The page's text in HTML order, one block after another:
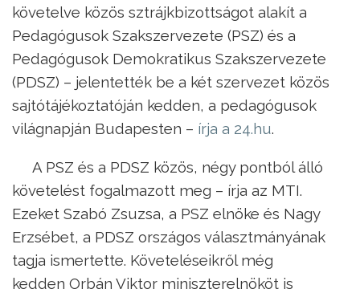
követelve közös sztrájkbizottságot alakít a
Pedagógusok Szakszervezete (PSZ) és a
Pedagógusok Demokratikus Szakszervezete
(PDSZ) – jelentették be a két szervezet közös
sajtótájékoztatóján kedden, a pedagógusok
világnapján Budapesten – írja a 24.hu.
A PSZ és a PDSZ közös, négy pontból álló
követelést fogalmazott meg – írja az MTI.
Ezeket Szabó Zsuzsa, a PSZ elnöke és Nagy
Erzsébet, a PDSZ országos választmányának
tagja ismertette. Követeléseikről még
kedden Orbán Viktor miniszterelnököt is